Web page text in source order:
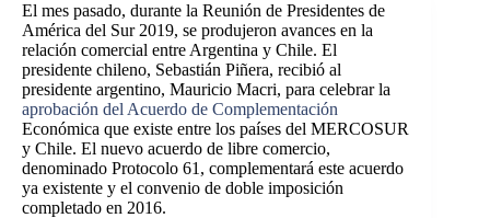
El mes pasado, durante la Reunión de Presidentes de
América del Sur 2019, se produjeron avances en la
relación comercial entre Argentina y Chile. El
presidente chileno, Sebastián Piñera, recibió al
presidente argentino, Mauricio Macri, para celebrar la
aprobación del Acuerdo de Complementación
Económica que existe entre los países del MERCOSUR
y Chile. El nuevo acuerdo de libre comercio,
denominado Protocolo 61, complementará este acuerdo
ya existente y el convenio de doble imposición
completado en 2016.